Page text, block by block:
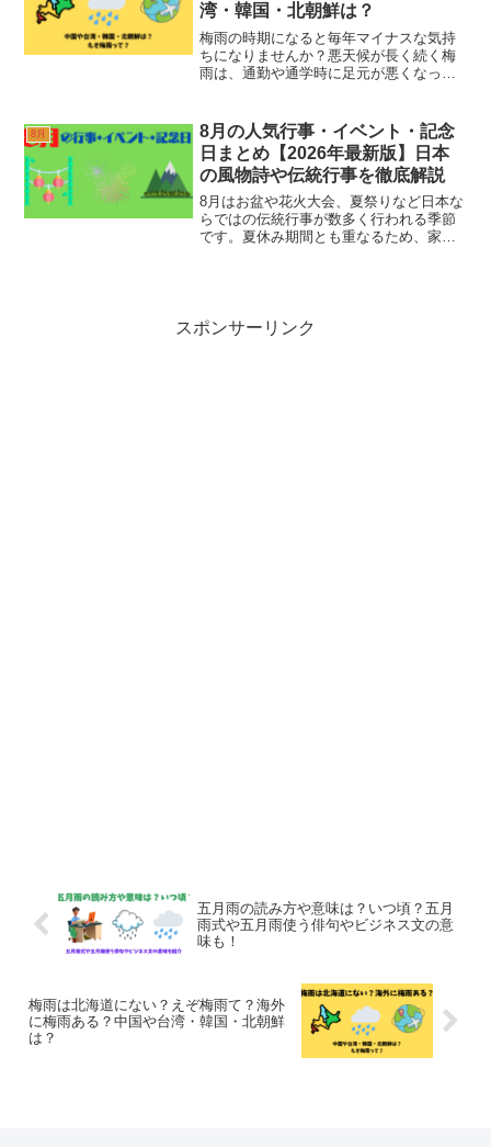
湾・韓国・北朝鮮は？
梅雨の時期になると毎年マイナスな気持
ちになりませんか？悪天候が長く続く梅
雨は、通勤や通学時に足元が悪くなった
を営む方や屋外で仕事をされる方など
は、さらに梅雨の行方が気に...
8月
8月の人気行事・イベント・記念
日まとめ【2026年最新版】日本
の風物詩や伝統行事を徹底解説
8月はお盆や花火大会、夏祭りなど日本な
らではの伝統行事が数多く行われる季節
です。夏休み期間とも重なるため、家族
スポンサーリンク
五月雨の読み方や意味は？いつ頃？五月
雨式や五月雨使う俳句やビジネス文の意
味も！
梅雨は北海道にない？えぞ梅雨て？海外
に梅雨ある？中国や台湾・韓国・北朝鮮
は？